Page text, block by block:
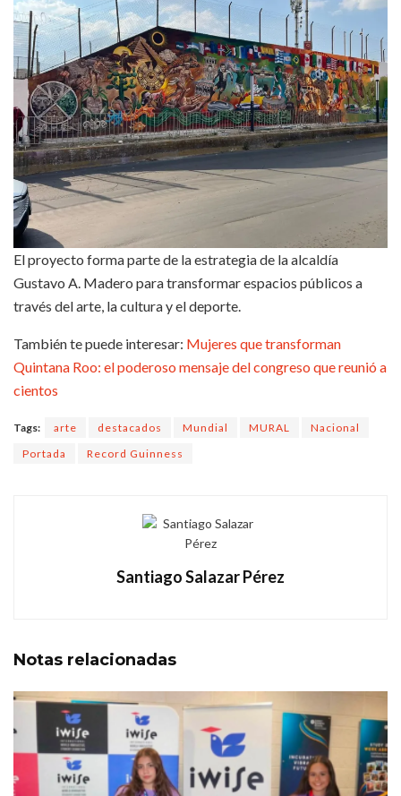
El proyecto forma parte de la estrategia de la alcaldía
Gustavo A. Madero para transformar espacios públicos a
través del arte, la cultura y el deporte.
También te puede interesar: Mujeres que transforman
Quintana Roo: el poderoso mensaje del congreso que reunió a
cientos
Tags: arte destacados Mundial MURAL
Nacional
Portada
Record Guinness
Santiago Salazar Pérez
Notas relacionadas